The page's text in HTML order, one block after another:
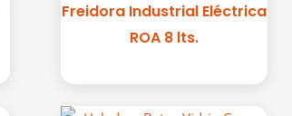
Freidora Industrial Eléctrica
ROA 8 lts.